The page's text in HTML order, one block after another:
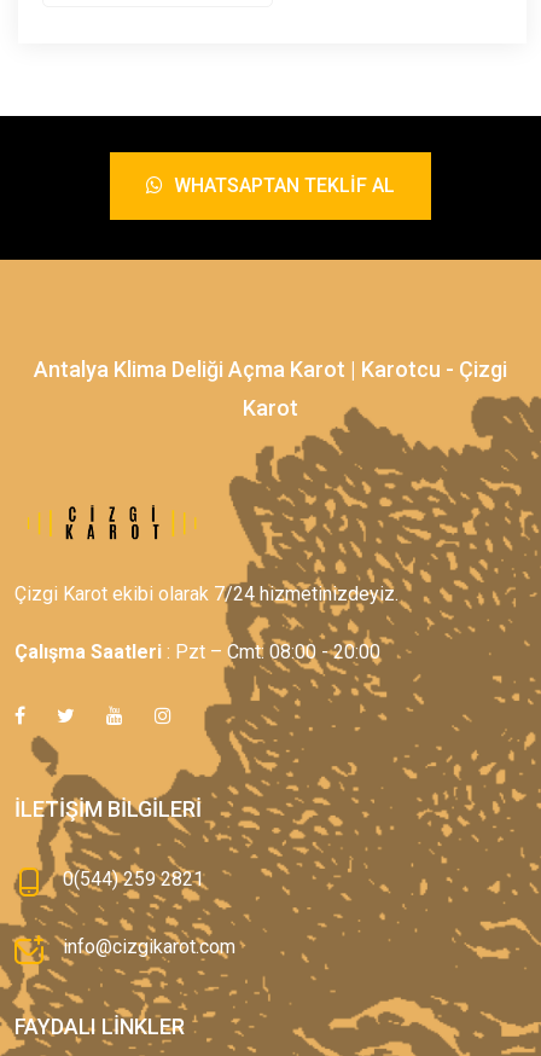
WHATSAPTAN TEKLIF AL
Antalya Klima Deliği Açma Karot | Karotcu - Çizgi
Karot
Çizgi Karot ekibi olarak 7/24 hizmetinizdeyiz.
Çalışma Saatleri : Pzt – Cmt: 08:00 - 20:00
İLETIŞIM BILGILERI
0(544) 259 2821
info@cizgikarot.com
FAYDALI LINKLER